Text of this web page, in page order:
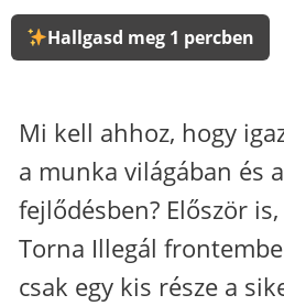
Hallgasd meg 1 percben
Mi kell ahhoz, hogy
a munka világában és
fejlődésben? Először
Torna Illegál
csak egy kis része a